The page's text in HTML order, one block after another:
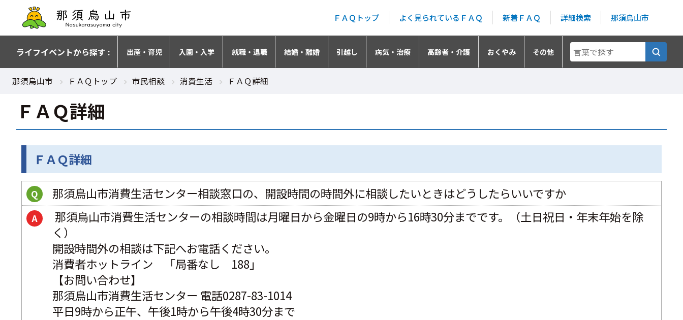
ＦＡＱトップ よく見られているＦＡＱ 新着ＦＡＱ 詳細検索 那須烏山市
ライフイベントから探す : 出産・育児 入園・入学 就職・退職 結婚・離婚 引越し 病気・治療 高齢者・介護 おくやみ その他
那須烏山市 ＦＡＱトップ 市民相談 消費生活 ＦＡＱ詳細
ＦＡＱ詳細
ＦＡＱ詳細
Q 那須烏山市消費生活センター相談窓口の、開設時間の時間外に相談したいときはどうしたらいいですか
A
く）
開設時間外の相談は下記へお電話ください。
消費者ホットライン　「局番なし　188」
【お問い合わせ】
那須烏山市消費生活センター 電話0287-83-1014
平日9時から正午、午後1時から午後4時30分まで